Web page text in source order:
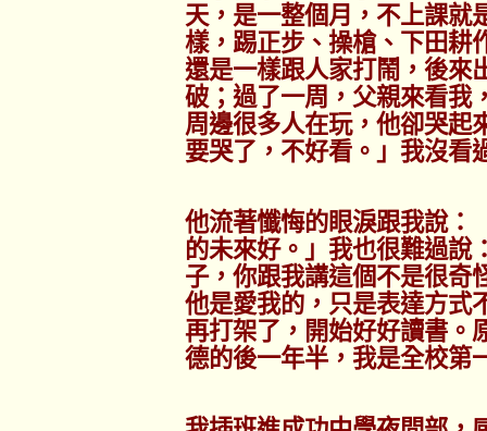
天，是一整個月，不上課就
樣，踢正步、操槍、下田耕
還是一樣跟人家打鬧，後來
破；過了一周，父親來看我
周邊很多人在玩，他卻哭起
要哭了，不好看。」我沒看
他流著懺悔的眼淚跟我說：
的未來好。」我也很難過說
子，你跟我講這個不是很奇
他是愛我的，只是表達方式
再打架了，開始好好讀書。
德的後一年半，我是全校第